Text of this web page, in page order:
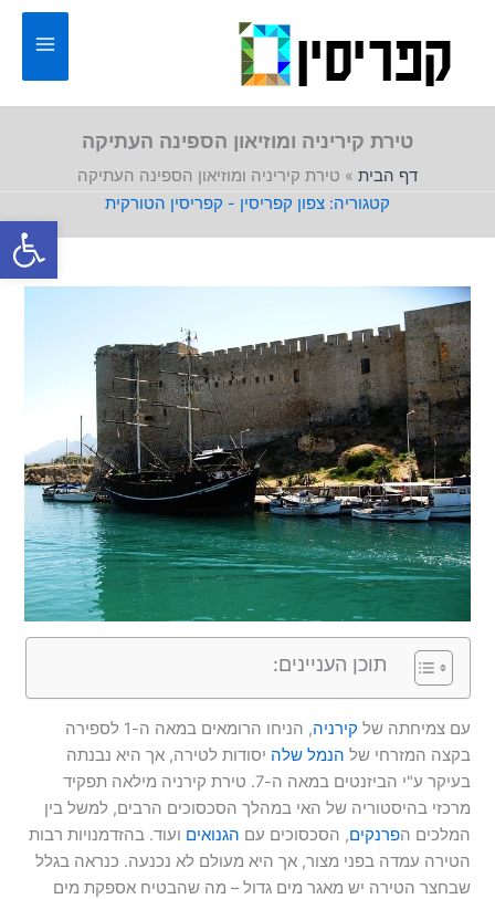
פתח
טירת קיריניה ומוזיאון הספינה העתיקה
דף הבית » טירת קיריניה ומוזיאון הספינה העתיקה
צפון קפריסין - קפריסין הטורקית
תוכן העניינים:
עם צמיחתה של קירניה
, הניחו הרומאים במאה ה-1 לספירה
בקצה המזרחי של הנמל שלה יסודות לטירה, אך היא נבנתה
בעיקר ע"י הביזנטים במאה ה-7. טירת קירניה מילאה תפקיד
מרכזי בהיסטוריה של האי במהלך הסכסוכים הרבים, למשל בין
המלכים הפרנקים, הסכסוכים עם הגנואים ועוד. בהזדמנויות רבות
הטירה עמדה בפני מצור, אך היא מעולם לא נכנעה. כנראה בגלל
שבחצר הטירה יש מאגר מים גדול – מה שהבטיח אספקת מים